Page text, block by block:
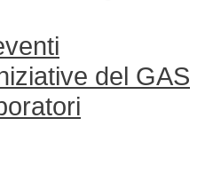
del GAS